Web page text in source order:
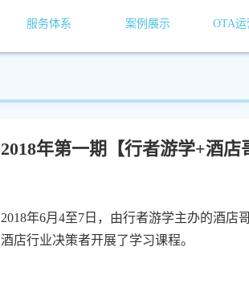
服务体系 案例展示 OTA
2018年第一期【行者游学+酒
2018年6月4至7日，由行者游学主办的酒店
酒店行业决策者开展了学习课程。